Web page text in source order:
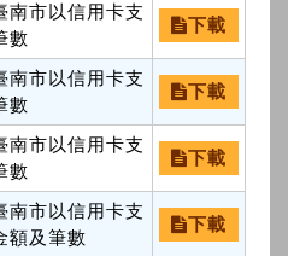
南市以信用卡支
數
下載
南市以信用卡支
數
下載
南市以信用卡支
數
下載
南市以信用卡支
額及筆數
下載